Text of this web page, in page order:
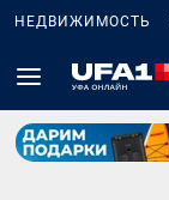
НЕДВИЖИМОСТЬ